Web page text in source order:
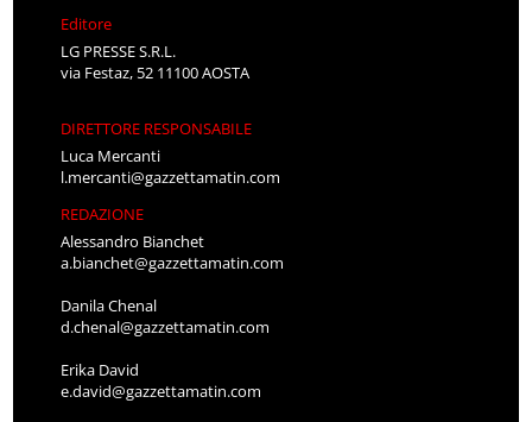
Editore
LG PRESSE S.R.L.
via Festaz, 52 11100 AOSTA
DIRETTORE RESPONSABILE
Luca Mercanti
l.mercanti@gazzettamatin.com
REDAZIONE
Alessandro Bianchet
a.bianchet@gazzettamatin.com
Danila Chenal
d.chenal@gazzettamatin.com
Erika David
e.david@gazzettamatin.com